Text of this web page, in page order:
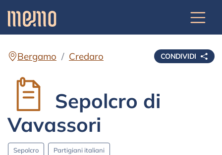
CONDIVIDI
Bergamo Credaro
Sepolcro di
Vavassori
Sepolcro Partigiani italiani